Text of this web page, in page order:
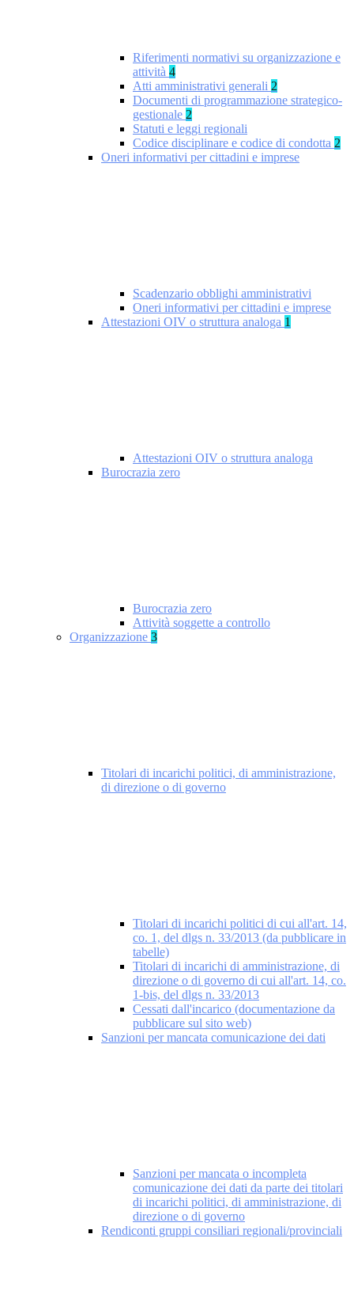
Riferimenti normativi su organizzazione e
attività 4
Atti amministrativi generali 2
Documenti di programmazione strategico-
gestionale 2
Statuti e leggi regionali
Codice disciplinare e codice di condotta 2
Oneri informativi per cittadini e imprese
Scadenzario obblighi amministrativi
Oneri informativi per cittadini e imprese
Attestazioni OIV o struttura analoga 1
Attestazioni OIV o struttura analoga
Burocrazia zero
Burocrazia zero
Attività soggette a controllo
Organizzazione 3
Titolari di incarichi politici, di amministrazione,
di direzione o di governo
Titolari di incarichi politici di cui all'art. 14,
co. 1, del dlgs n. 33/2013 (da pubblicare in
tabelle)
Titolari di incarichi di amministrazione, di
direzione o di governo di cui all'art. 14, co.
1-bis, del dlgs n. 33/2013
Cessati dall'incarico (documentazione da
pubblicare sul sito web)
Sanzioni per mancata comunicazione dei dati
Sanzioni per mancata o incompleta
comunicazione dei dati da parte dei titolari
di incarichi politici, di amministrazione, di
direzione o di governo
Rendiconti gruppi consiliari regionali/provinciali